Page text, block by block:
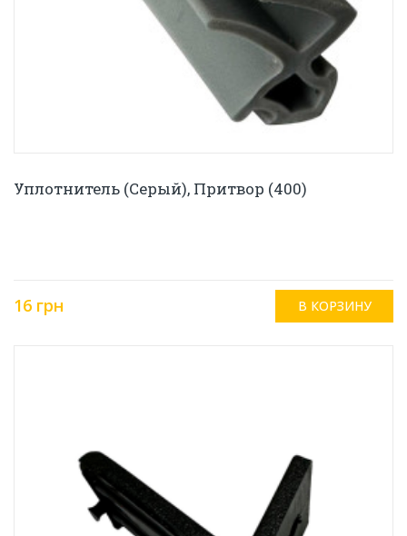
Уплотнитель (серый), Притвор (400)
16 грн